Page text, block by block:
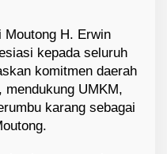
Moutong H. Erwin
kepada seluruh
komitmen daerah
UMKM,
karang sebagai